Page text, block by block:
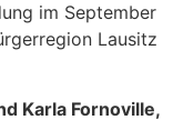
im September
Lausitz
Karla Fornoville,